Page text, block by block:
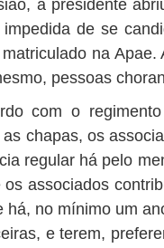
a presidente
de se
na
pessoas
com o
as chapas, os
regular há pelo
os associados
há, no mínimo um
e terem,